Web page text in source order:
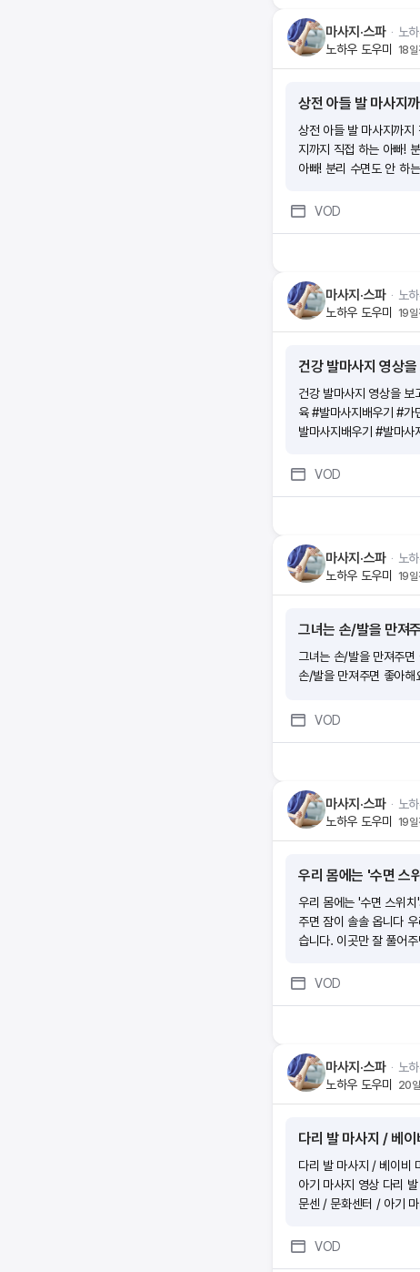
마사지·스파 ᆞ 노
노하우 도우미
18일
상전 아들 발 마사지
상전 아들 발 마사지까
지까지 직접 하는 아빠!
아빠! 분리 수면도 안 하
VOD
마사지·스파 ᆞ 노
노하우 도우미
19일
건강 발마사지 영상을
육 #발마사지배우기 #가
발마사지배우기 #발마
사지배우기 #가면마사지
VOD
마사지·스파 ᆞ 노
노하우 도우미
19일
그녀는 손/발을 만져
그녀는 손/발을 만져주
손/발을 만져주면 좋아해
VOD
마사지·스파 ᆞ 노
노하우 도우미
19일
우리 몸에는 '수면 스
우리 몸에는 '수면 스위
주면 잠이 솔솔 옵니다
습니다. 이곳만 잘 풀어
VOD
마사지·스파 ᆞ 노
노하우 도우미
20
다리 발 마사지 / 베
다리 발 마사지 / 베이비
아기 마사지 영상 다리
문센 / 문화센터 / 아기
VOD